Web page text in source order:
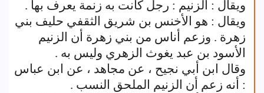
ويقال : الزنيم : رجل كانت به زنمة يعرف بها .
ويقال : هو الأخنس بن شريق الثقفي حليف بني
زهرة . وزعم أناس من بني زهرة أن الزنيم
الأسود بن عبد يغوث الزهري وليس به .
وقال ابن أبي نجيح ، عن مجاهد ، عن ابن عباس
: أنه زعم أن الزنيم الملحق النسب .